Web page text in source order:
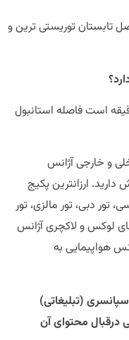
توریستی ترین و
به ازمیر 55 دقیقه است فاصله استانبول
خارجی آژانس
ارزانترین پکیج
دبی، تور مالزی، تور
و لاکچری آژانس
به
(تبلیغاتی)
محتوای آن